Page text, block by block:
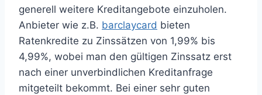
generell weitere Kreditangebote einzuholen.
Anbieter wie z.B. barclaycard bieten
Ratenkredite zu Zinssätzen von 1,99% bis
4,99%, wobei man den gültigen Zinssatz erst
nach einer unverbindlichen Kreditanfrage
mitgeteilt bekommt. Bei einer sehr guten